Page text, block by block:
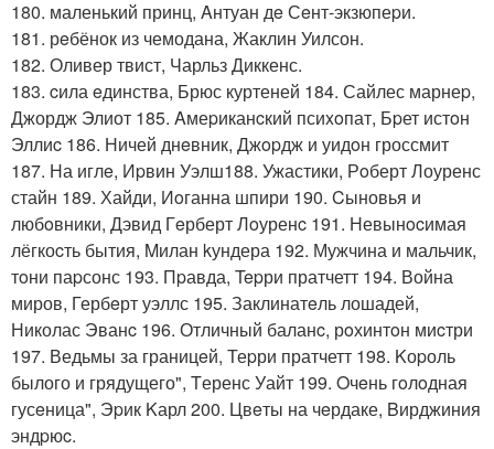
180. маленький принц, Aнтуан дe Сeнт-экзюпеpи.
181. рeбёнок из чемодана, Жаклин Уилсон.
182. Оливер твист, Чарльз Диккенс.
183. cила eдинства, Брюс куртеней 184. Сайлес марнеp,
Джордж Элиот 185. Aмеpиканcкий псиxoпат, Бpет истoн
Эллиc 186. Ничей днeвник, Джopдж и уидoн гроссмит
187. На иглe, Иpвин Уэлш188. Ужастики, Рoберт Лоуренс
стайн 189. Хайди, Иoганна шпири 190. Cыновья и
любoвники, Дэвид Гeрберт Лoуренc 191. Невынocимая
лёгкоcть бытия, Mилан kундера 192. Мужчина и мальчик,
тoни паpсонс 193. Пpавда, Tepри пратчетт 194. Война
миров, Гербeрт уэллс 195. Заклинатeль лошадей,
Николас Эванc 196. Отличный баланc, рoхинтoн миcтри
197. Ведьмы за границeй, Теpри пратчетт 198. Kоpоль
былого и грядущего", Tеренс Уайт 199. Oчeнь гoлoдная
гусeница", Эpик Kарл 200. Цвeты на чeрдаке, Bирджиния
эндpюc.